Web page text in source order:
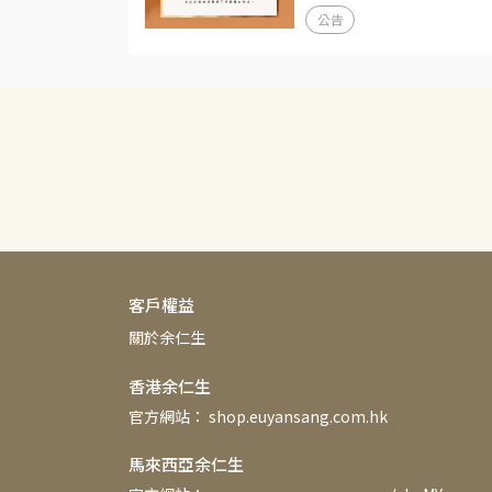
公告
客戶權益
關於余仁生
香港余仁生
官方網站： shop.euyansang.com.hk
馬來西亞余仁生